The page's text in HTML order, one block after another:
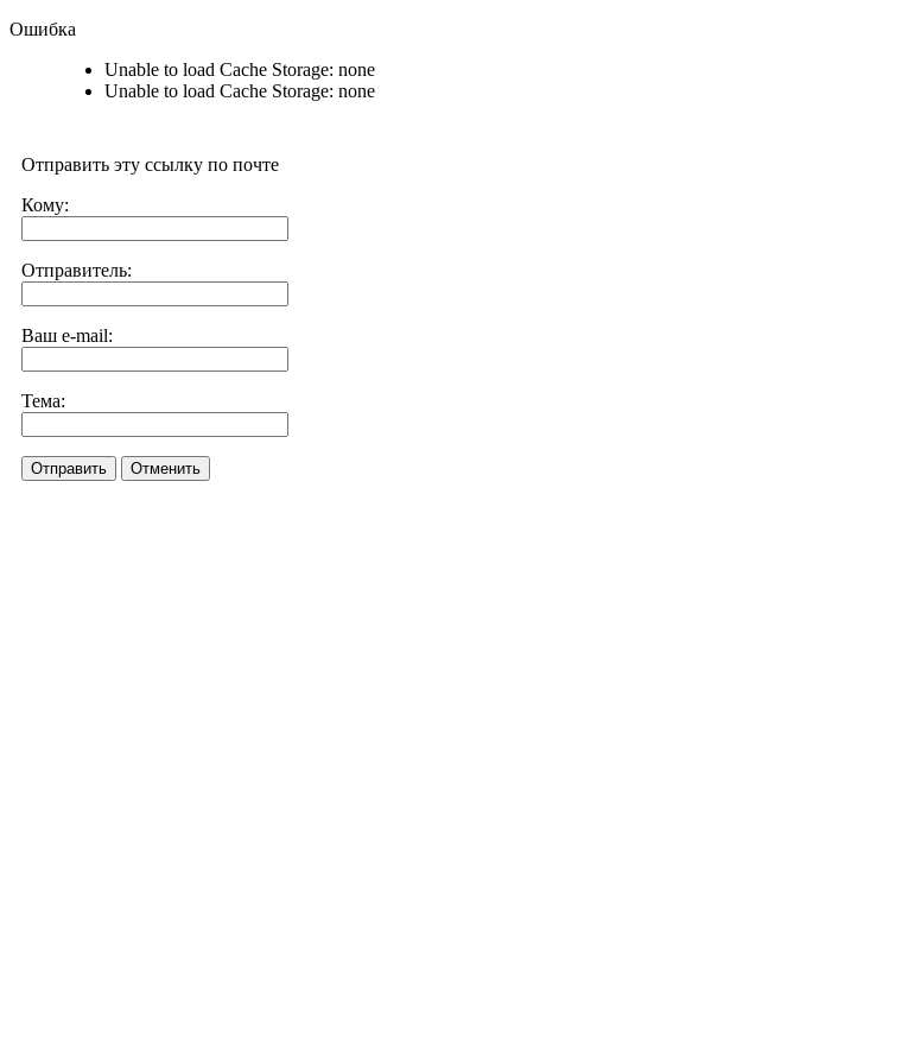
Ошибка
Unable to load Cache Storage: none
Unable to load Cache Storage: none
Отправить эту ссылку по почте
Кому:
Отправитель:
Ваш e-mail:
Тема:
Отправить Отменить